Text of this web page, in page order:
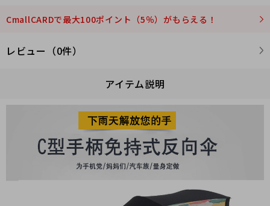
CmallCARDで最大100ポイント（5％）がもらえる！
レビュー（0件）
アイテム説明